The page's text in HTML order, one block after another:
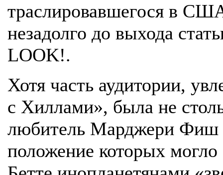
траслировавшегося в
незадолго до выхода
LOOK!.
Хотя часть аудитории,
с Хиллами», была не
любитель Марджери Фиш
положение которых могло